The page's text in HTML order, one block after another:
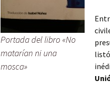
Portada del libro «No
matarían ni una
mosca»